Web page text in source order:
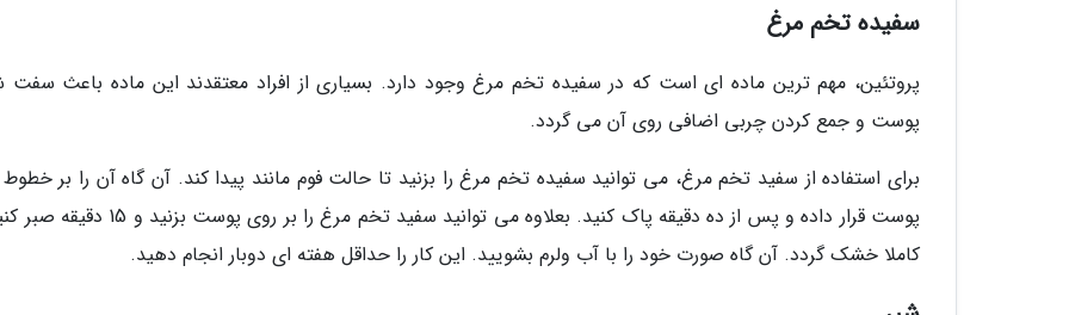
سفیده تخم مرغ
پروتئین، مهم ترین ماده ای است که در سفیده تخم مرغ وجود دارد. بسیاری از افراد معتقدند این ماده باعث
پوست و جمع کردن چربی اضافی روی آن می گردد.
برای استفاده از سفید تخم مرغ، می توانید سفیده تخم مرغ را بزنید تا حالت فوم مانند پیدا کند. آن گاه آن را بر
پوست قرار داده و پس از ده دقیقه پاک کنید. بعلاوه می توانید سفید تخم مرغ را بر روی
کاملا خشک گردد. آن گاه صورت خود را با آب ولرم بشویید. این کار را حداقل هفته ای دوبار انجام دهید.